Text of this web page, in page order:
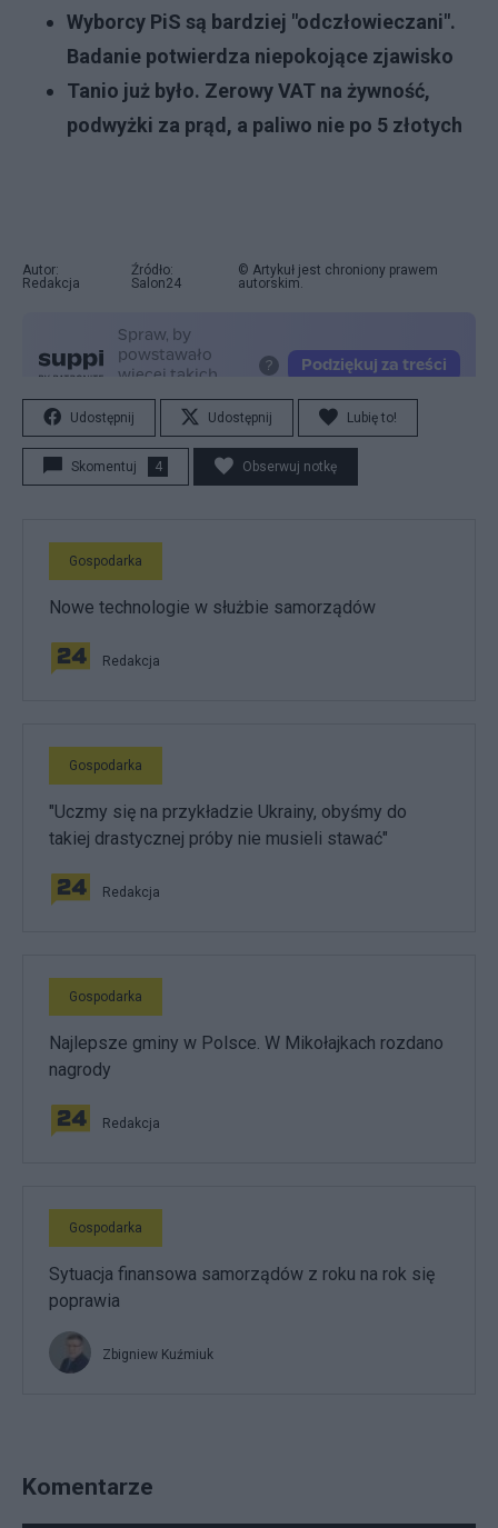
Wyborcy PiS są bardziej "odczłowieczani".
Badanie potwierdza niepokojące zjawisko
Tanio już było. Zerowy VAT na żywność,
podwyżki za prąd, a paliwo nie po 5 złotych
Autor:
Redakcja
Źródło:
Salon24
© Artykuł jest chroniony prawem
autorskim.
Udostępnij Udostępnij Lubię to!
Skomentuj 4 Obserwuj notkę
Gospodarka
Nowe technologie w służbie samorządów
Redakcja
Gospodarka
"Uczmy się na przykładzie Ukrainy, obyśmy do
takiej drastycznej próby nie musieli stawać"
Redakcja
Gospodarka
Najlepsze gminy w Polsce. W Mikołajkach rozdano
nagrody
Redakcja
Gospodarka
Sytuacja finansowa samorządów z roku na rok się
poprawia
Zbigniew Kuźmiuk
Komentarze